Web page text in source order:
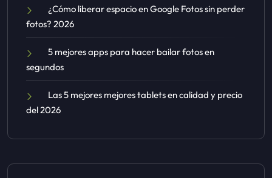
¿Cómo liberar espacio en Google Fotos sin perder
fotos? 2026
5 mejores apps para hacer bailar fotos en
segundos
Las 5 mejores mejores tablets en calidad y precio
del 2026